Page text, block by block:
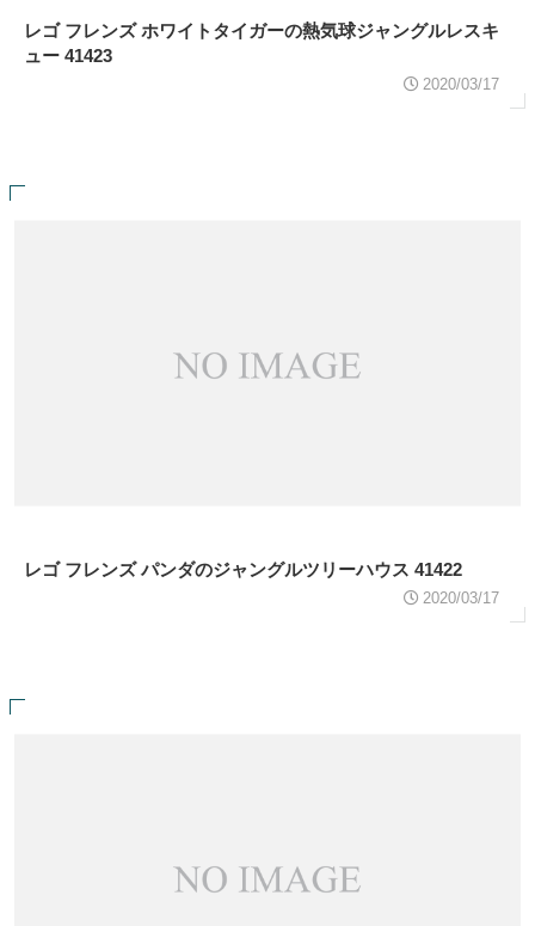
レゴ フレンズ ホワイトタイガーの熱気球ジャングルレスキ
ュー 41423
2020/03/17
レゴ フレンズ パンダのジャングルツリーハウス 41422
2020/03/17